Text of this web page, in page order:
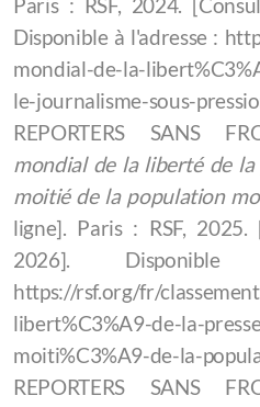
Disponible à l'adresse :
mondial-de-la-
le-journalisme-sous-
REPORTERS SANS
mondial de la liberté de
moitié de la population
ligne]. Paris : RSF,
2026].
https://rsf.org/fr/
libert%C3%A9-de-la-
moiti%C3%A9-de-la-
REPORTERS SANS